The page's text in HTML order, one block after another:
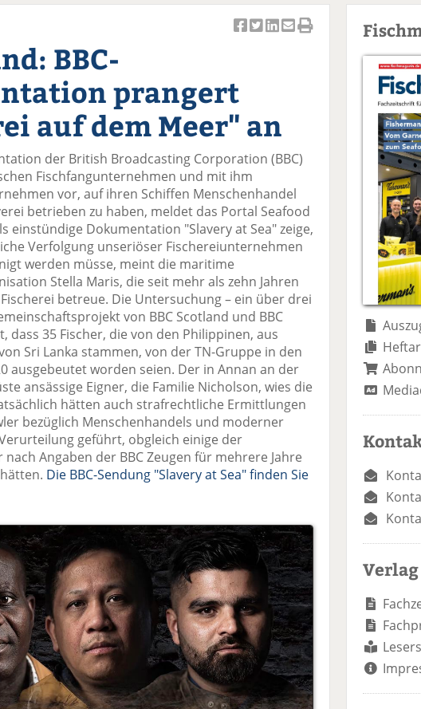
el
a
uf
ac
e
b
o
o
k
te
il
e
n
wi
er
n
uf
n
e
di
n
te
il
e
n
m
ai
l
v
er
se
d
e
n
e
BBC-
prangert
auf dem Meer" an
der British Broadcasting Corporation (BBC)
Fischfangunternehmen und mit ihm
vor, auf ihren Schiffen Menschenhandel
betrieben zu haben, meldet das Portal Seafood
einstündige Dokumentation "Slavery at Sea" zeige,
Verfolgung unseriöser Fischereiunternehmen
werden müsse, meint die maritime
Stella Maris, die seit mehr als zehn Jahren
betreue. Die Untersuchung – ein über drei
von BBC Scotland und BBC
dass 35 Fischer, die von den Philippinen, aus
Sri Lanka stammen, von der TN-Gruppe in den
ausgebeutet worden seien. Der in Annan an der
ansässige Eigner, die Familie Nicholson, wies die
hätten auch strafrechtliche Ermittlungen
bezüglich Menschenhandels und moderner
geführt, obgleich einige der
Angaben der BBC Zeugen für mehrere Jahre
Die BBC-Sendung "Slavery at Sea" finden Sie
Verlag